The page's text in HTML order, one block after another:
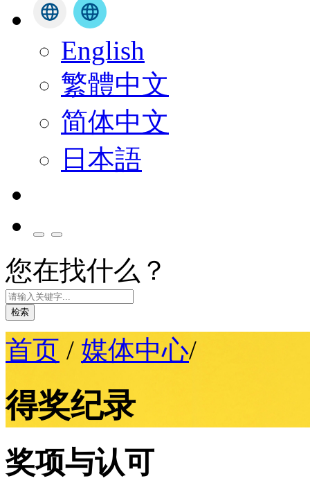
English
繁體中文
简体中文
日本語
您在找什么？
检索
首页 / 媒体中心/
得奖纪录
奖项与认可